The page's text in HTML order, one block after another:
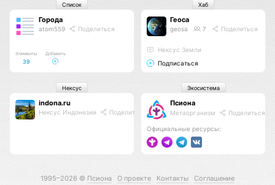
Города
atom559 Поделиться
Элементы
39
Добавить
Список
Геоса
geosa 7 Поделиться
Нексус Земли
Подписаться
Хаб
indona.ru
Нексус Индонезии Поделиться
Нексус
Псиона
Метаорганизм Поделиться
Официальные ресурсы:
Экосистема
1995–2026 © Псиона О проекте Контакты Соглашение